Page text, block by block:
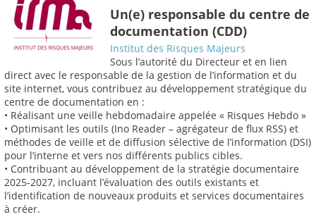
Un(e) responsable du centre de
documentation (CDD)
Institut des Risques Majeurs
Sous l’autorité du Directeur et en lien
direct avec le responsable de la gestion de l’information et du
site internet, vous contribuez au développement stratégique du
centre de documentation en :
• Réalisant une veille hebdomadaire appelée « Risques Hebdo »
• Optimisant les outils (Ino Reader – agrégateur de flux RSS) et
méthodes de veille et de diffusion sélective de l’information (DSI)
pour l’interne et vers nos différents publics cibles.
• Contribuant au développement de la stratégie documentaire
2025-2027, incluant l’évaluation des outils existants et
l’identification de nouveaux produits et services documentaires
à créer.